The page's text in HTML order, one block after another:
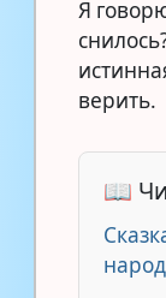
Я
верить.
📖